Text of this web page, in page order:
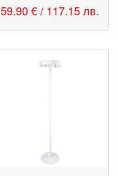
59.90 € / 117.15 лв.